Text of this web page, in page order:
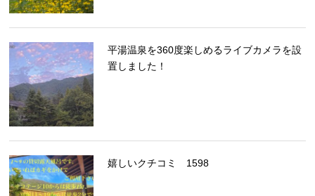
平湯温泉を360度楽しめるライブカメラを設
置しました！
嬉しいクチコミ 1598